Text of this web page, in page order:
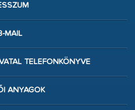
MAIL
TELEFONKÖNYVE
ANYAGOK